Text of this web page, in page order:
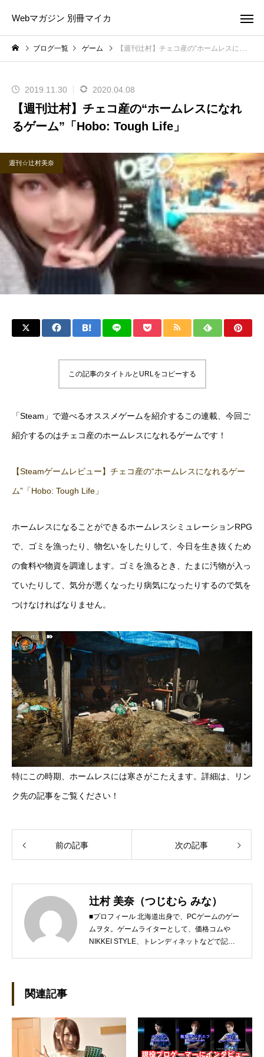
Webマガジン 別冊マイカ
ブログ一覧 ゲーム 【週刊辻村】チェコ産の“ホームレスになれるゲーム”「Hobo: Tough Life」
2019.11.30 2020.04.08
【週刊辻村】チェコ産の“ホームレスになれ
るゲーム”「Hobo: Tough Life」
週刊☆辻村美奈
この記事のタイトルとURLをコピーする
「Steam」で遊べるオススメゲームを紹介するこの連載、今回ご
紹介するのはチェコ産のホームレスになれるゲームです！
【Steamゲームレビュー】チェコ産の“ホームレスになれるゲー
ム”「Hobo: Tough Life」
ホームレスになることができるホームレスシミュレーションRPG
で、ゴミを漁ったり、物乞いをしたりして、今日を生き抜くため
の食料や物資を調達します。ゴミを漁るとき、たまに汚物が入っ
ていたりして、気分が悪くなったり病気になったりするので気を
つけなければなりません。
特にこの時期、ホームレスには寒さがこたえます。詳細は、リン
ク先の記事をご覧ください！
前の記事 次の記事
辻村 美奈（つじむら みな）
■プロフィール 北海道出身で、PCゲームのゲー
ムヲタ。ゲームライターとして、価格コムや
NIKKEI STYLE、トレンディネットなどで記事
関連記事